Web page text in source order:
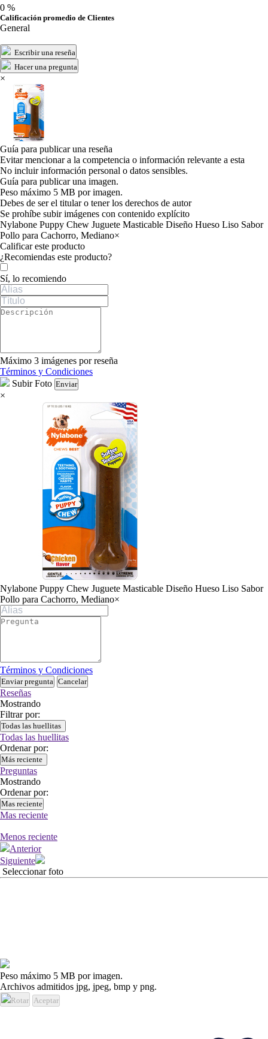
0 %
Calificación promedio de Clientes
General
Escribir una reseña
Hacer una pregunta
×
Guía para publicar una reseña
Evitar mencionar a la competencia o información relevante a esta
No incluir información personal o datos sensibles.
Guía para publicar una imagen.
Peso máximo 5 MB por imagen.
Debes de ser el titular o tener los derechos de autor
Se prohíbe subir imágenes con contenido explícito
Nylabone Puppy Chew Juguete Masticable Diseño Hueso Liso Sabor
Pollo para Cachorro, Mediano×
Calificar este producto
Tu valoración
¿Recomiendas este producto?
Sí, lo recomiendo
Máximo 3 imágenes por reseña
Términos y Condiciones
Subir Foto Enviar
×
Nylabone Puppy Chew Juguete Masticable Diseño Hueso Liso Sabor
Pollo para Cachorro, Mediano×
Términos y Condiciones
Enviar pregunta Cancelar
Reseñas
Mostrando
Filtrar por:
Todas las huellitas
Todas las huellitas
Ordenar por:
Más reciente
Preguntas
Mostrando
Ordenar por:
Mas reciente
Mas reciente
Menos reciente
Anterior
Siguiente
Seleccionar foto
Peso máximo 5 MB por imagen.
Archivos admitidos jpg, jpeg, bmp y png.
Rotar Aceptar